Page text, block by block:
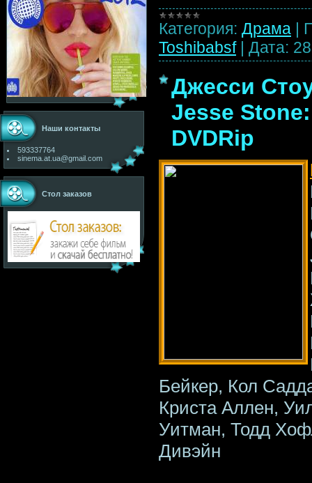
Наши контакты
593337764
sinema.at.ua@gmail.com
Стол заказов
Категория: Драма |
Toshibabsf | Дата:
Джесси
Jesse
DVDRip
Бейкер, Кол
Криста Аллен,
Уитман, Тодд
Дивэйн